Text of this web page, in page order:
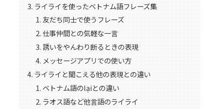
ライライを使ったベトナム語フレーズ集
友だち同士で使うフレーズ
仕事仲間との気軽な一言
誘いをやんわり断るときの表現
メッセージアプリでの使い方
ライライと聞こえる他の表現との違い
ベトナム語のlạiとの違い
ラオス語など他言語のライライ